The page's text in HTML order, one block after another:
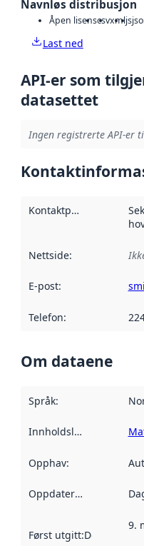
Navnløs distribusjon
Åpen lisenscsvxmljs
Last ned
API-er som
datasettet
Ingen registrerte API-er
Kontaktpunkt
Nettside:
E-post:
Telefon:
Om dataene
Språk:
Innholdsleverandører :
Opphav:
Oppdateringsfrekvens :
Først utgitt:Denne
9.